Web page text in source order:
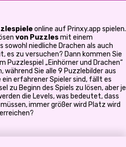
online auf Prinxy.app spielen.
von Puzzlesmit einem
sowohl niedliche Drachen als auch
es zu versuchen? Dann kommen Sie
Puzzlespiel „Einhörner und Drachen“
Sie alle 9 Puzzlebilder aus
ein erfahrener Spieler sind, fällt es
zu Beginn des Spiels zu lösen, aber je
die Levels, was bedeutet, dass
immer größer wird Platz wird